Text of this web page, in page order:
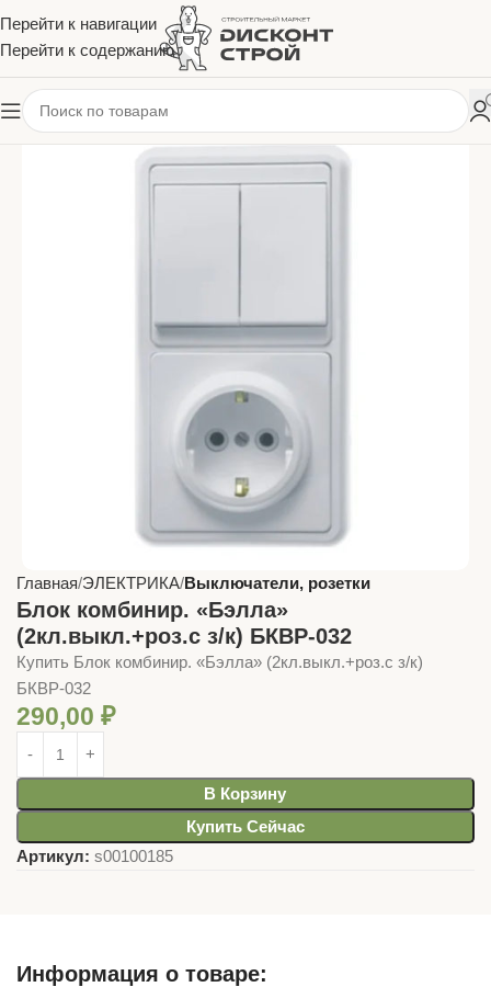
Перейти к навигации
Перейти к содержанию
Главная ЭЛЕКТРИКА Выключатели, розетки
Блок комбинир. «Бэлла»
(2кл.выкл.+роз.с з/к) БКВР-032
Купить Блок комбинир. «Бэлла» (2кл.выкл.+роз.с з/к)
БКВР-032
290,00 ₽
В Корзину
Купить Сейчас
Артикул: s00100185
Информация о товаре: